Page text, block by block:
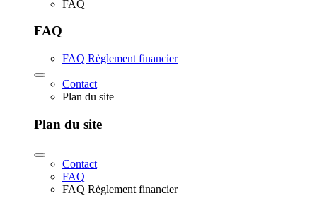
FAQ
FAQ
FAQ Règlement financier
Contact
Plan du site
Plan du site
Contact
FAQ
FAQ Règlement financier